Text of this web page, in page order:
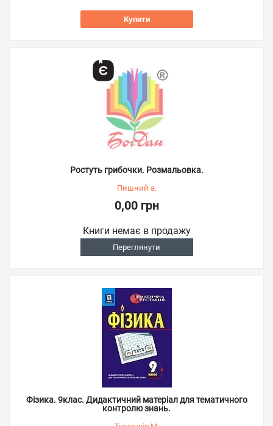
Купити
Ростуть грибочки. Розмальовка.
Пишний а.
0,00 грн
Книги немає в продажу
Переглянути
Фізика. 9клас. Дидактичний матеріал для тематичного
контролю знань.